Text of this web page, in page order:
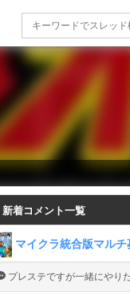
新着コメント一覧
マイクラ統合版マルチ
プレステですが一緒にやり